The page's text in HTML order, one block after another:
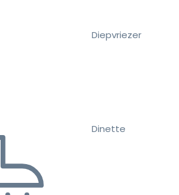
Diepvriezer
Dinette